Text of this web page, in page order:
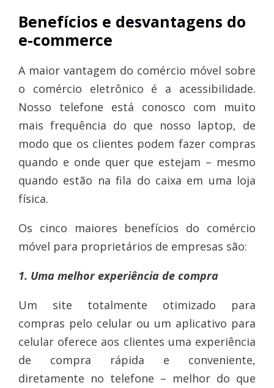
Benefícios e desvantagens do
e-commerce
A maior vantagem do comércio móvel sobre
o comércio eletrônico é a acessibilidade.
Nosso telefone está conosco com muito
mais frequência do que nosso laptop, de
modo que os clientes podem fazer compras
quando e onde quer que estejam – mesmo
quando estão na fila do caixa em uma loja
física.
Os cinco maiores benefícios do comércio
móvel para proprietários de empresas são:
1. Uma melhor experiência de compra
Um site totalmente otimizado para
compras pelo celular ou um aplicativo para
celular oferece aos clientes uma experiência
de compra rápida e conveniente,
diretamente no telefone – melhor do que